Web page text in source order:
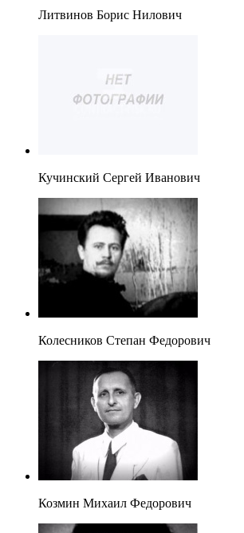
Литвинов Борис Нилович
Кучинский Сергей Иванович
Колесников Степан Федорович
Козмин Михаил Федорович